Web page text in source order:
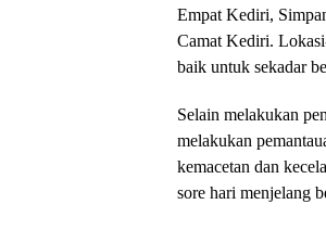
Empat Kediri,
Camat Kediri.
baik untuk sekadar
Selain melakukan
melakukan
kemacetan dan
sore hari menjelang